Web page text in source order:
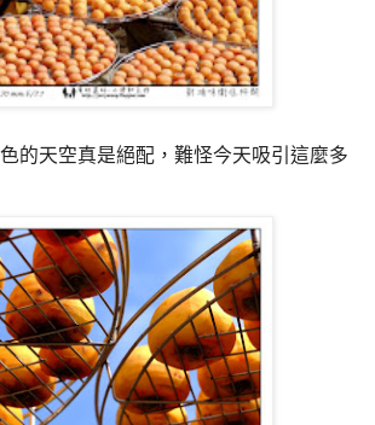
的天空真是絕配，難怪今天吸引這麼多